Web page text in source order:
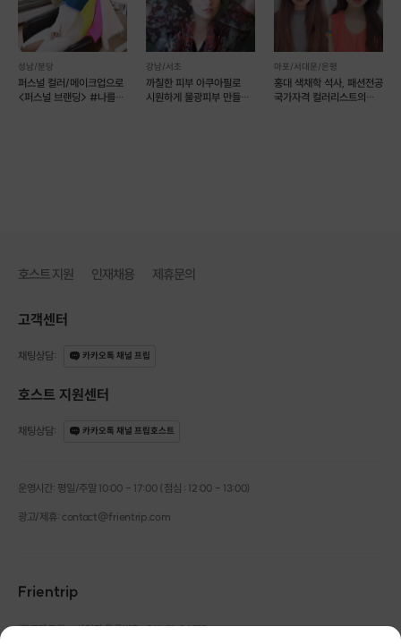
성남/분당
퍼스널 컬러/메이크업으로
<퍼스널 브랜딩> #나를
강남/서초
까칠한 피부 아쿠아필로
시원하게 물광피부 만들자
마포/서대문/은평
홍대 색채학 석사, 패션전공
국가자격 컬러리스트의
호스트 지원 인재채용 제휴문의
고객센터
채팅상담: 카카오톡 채널 프립
호스트 지원센터
채팅상담: 카카오톡 채널 프립호스트
운영시간: 평일/주말 10:00 - 17:00 (점심 : 12:00 - 13:00)
광고/제휴: contact@frientrip.com
Frientrip
㈜프렌트립 | 사업자 등록번호 : 261-81-04385